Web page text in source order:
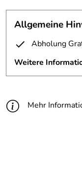
Allgemeine
Abholung
Weitere
Mehr